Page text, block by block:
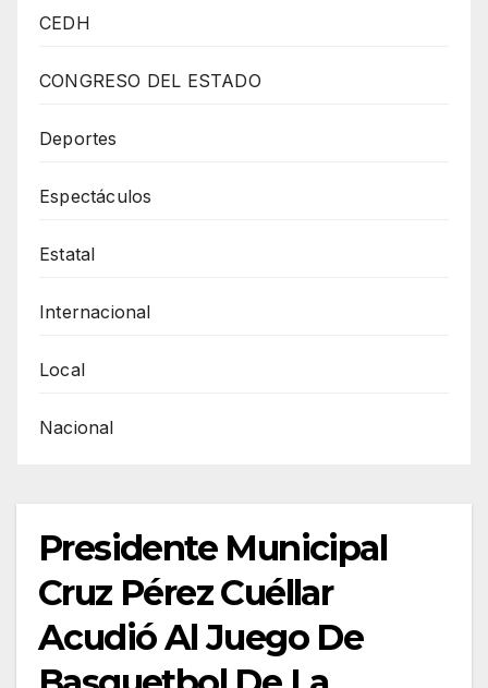
Acudió
Juego
CEDH
CONGRESO DEL ESTADO
Deportes
Espectáculos
Estatal
Internacional
Local
Nacional
Presidente Municipal
Cruz Pérez Cuéllar
Acudió Al Juego De